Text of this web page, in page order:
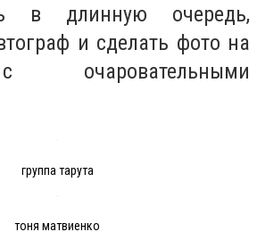
в длинную очередь,
и сделать фото на
группа тарута
тоня матвиенко